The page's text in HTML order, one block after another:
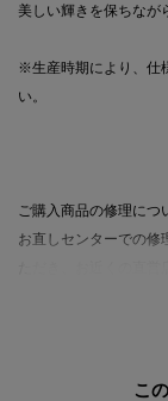
美しい輝きを保ちなが
※生産時期により、仕
い。
ご購入商品の修理につ
お直しセンターでの修
やお受けできない場
こ